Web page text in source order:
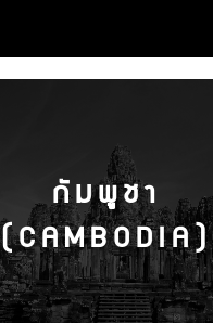
กัมพูชา
(CAMBODIA)